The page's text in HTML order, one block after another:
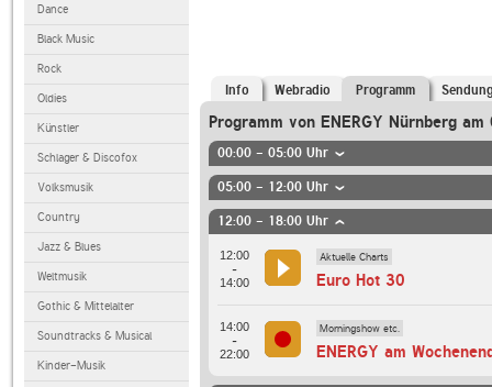
Dance
Black Music
Rock
Oldies
Künstler
Schlager & Discofox
Volksmusik
Country
Jazz & Blues
Weltmusik
Gothic & Mittelalter
Soundtracks & Musical
Kinder-Musik
Info Webradio Programm
Programm von ENERGY Nürnberg am
00:00 - 05:00 Uhr
05:00 - 12:00 Uhr
12:00 - 18:00 Uhr
12:00
-
14:00
Aktuelle Charts
Euro Hot 30
14:00
-
22:00
Morningshow etc.
ENERGY am